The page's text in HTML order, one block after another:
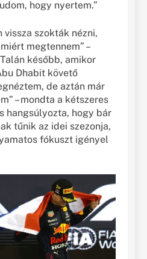
hogy nyertem.”
vissza szokták nézni,
megtennem” –
később, amikor
Dhabit követő
de aztán már
– mondta a kétszeres
hangsúlyozta, hogy bár
tűnik az idei szezonja,
fókuszt igényel